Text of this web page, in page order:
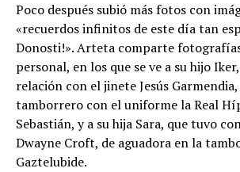
Poco después subió más fotos con
«recuerdos infinitos de este día tan
Donosti!». Arteta comparte
personal, en los que se ve a su hijo
relación con el jinete Jesús
tamborrero con el uniforme la Real
Sebastián, y a su hija Sara, que tuvo
Dwayne Croft, de aguadora en la
Gaztelubide.